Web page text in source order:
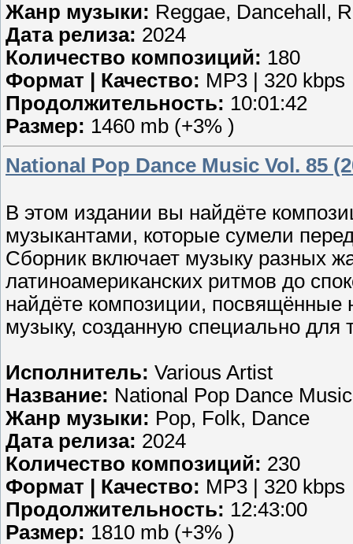
Жанр музыки: Reggae, Dancehall,
Дата релиза: 2024
Количество композиций: 180
Формат | Качество: MP3 | 320 kbps
Продолжительность: 10:01:42
Размер: 1460 mb (+3% )
National Pop Dance Music Vol. 85
В этом издании вы найдёте
музыкантами, которые сумели
Сборник включает музыку разных
латиноамериканских ритмов до
найдёте композиции,
музыку, созданную специально для
Исполнитель: Various Artist
Название: National Pop Dance
Жанр музыки: Pop, Folk, Dance
Дата релиза: 2024
Количество композиций: 230
Формат | Качество: MP3 | 320 kbps
Продолжительность: 12:43:00
Размер: 1810 mb (+3% )